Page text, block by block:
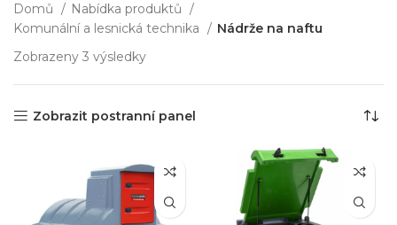
Domů
Nabídka produktů
Komunální a lesnická technika
Nádrže na naftu
Zobrazeny 3 výsledky
Zobrazit postranní panel